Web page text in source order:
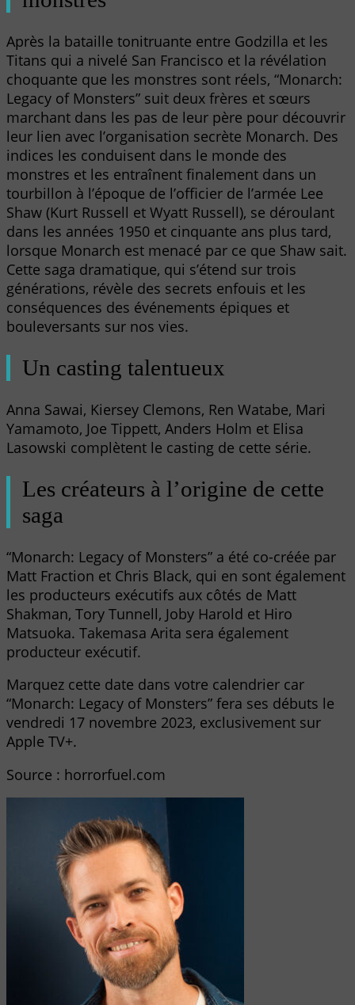
Après la bataille tonitruante entre Godzilla et les
Titans qui a nivelé San Francisco et la révélation
choquante que les monstres sont réels, “Monarch:
Legacy of Monsters” suit deux frères et sœurs
marchant dans les pas de leur père pour découvrir
leur lien avec l’organisation secrète Monarch. Des
indices les conduisent dans le monde des
monstres et les entraînent finalement dans un
tourbillon à l’époque de l’officier de l’armée Lee
Shaw (Kurt Russell et Wyatt Russell), se déroulant
dans les années 1950 et cinquante ans plus tard,
lorsque Monarch est menacé par ce que Shaw sait.
Cette saga dramatique, qui s’étend sur trois
générations, révèle des secrets enfouis et les
conséquences des événements épiques et
bouleversants sur nos vies.
Un casting talentueux
Anna Sawai, Kiersey Clemons, Ren Watabe, Mari
Yamamoto, Joe Tippett, Anders Holm et Elisa
Lasowski complètent le casting de cette série.
Les créateurs à l’origine de cette
saga
“Monarch: Legacy of Monsters” a été co-créée par
Matt Fraction et Chris Black, qui en sont également
les producteurs exécutifs aux côtés de Matt
Shakman, Tory Tunnell, Joby Harold et Hiro
Matsuoka. Takemasa Arita sera également
producteur exécutif.
Marquez cette date dans votre calendrier car
“Monarch: Legacy of Monsters” fera ses débuts le
vendredi 17 novembre 2023, exclusivement sur
Apple TV+.
Source : horrorfuel.com